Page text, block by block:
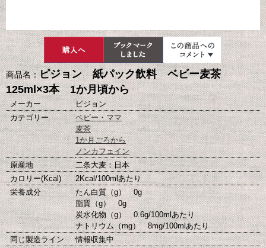
商品名：ピジョン 紙パック飲料 ベビー麦茶
125ml×3本 1か月頃から
メーカー
ピジョン
カテゴリー
ベビー・ママ
麦茶
1か月ごろから
ノンカフェイン
原産地
二条大麦：日本
カロリー(Kcal)
2Kcal/100mlあたり
栄養成分
たん白質（g） 0g
脂質（g） 0g
炭水化物（g） 0.6g/100mlあたり
ナトリウム（mg） 8mg/100mlあたり
同じ製造ライン
情報収集中